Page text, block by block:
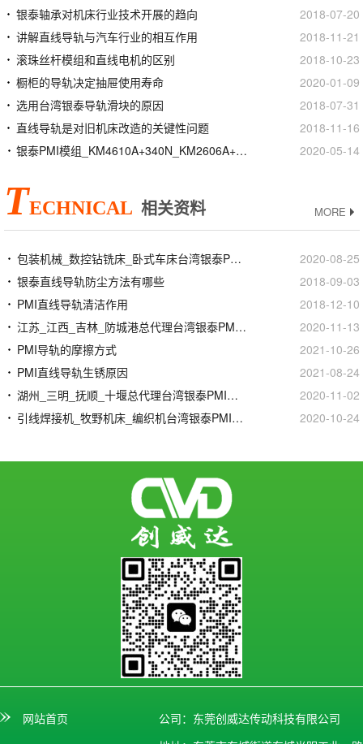
银泰轴承对机床行业技术开展的趋向
2018-07-20
讲解直线导轨与汽车行业的相互作用
2018-11-21
滚珠丝杆模组和直线电机的区别
2018-10-23
橱柜的导轨决定抽屉使用寿命
2020-01-09
选用台湾银泰导轨滑块的原因
2018-07-31
直线导轨是对旧机床改造的关键性问题
2018-11-16
银泰PMI模组_KM4610A+340N_KM2606A+150N_价格批发生产厂家
2020-05-14
TECHNICAL 相关资料 MORE
包装机械_数控钻铣床_卧式车床台湾银泰PMI滚珠丝杆
2020-08-25
银泰直线导轨防尘方法有哪些
2018-09-03
PMI直线导轨清洁作用
2018-12-10
江苏_江西_吉林_防城港总代理台湾银泰PMI滚珠丝杆
2020-11-13
PMI导轨的摩擦方式
2021-10-26
PMI直线导轨生锈原因
2021-08-24
湖州_三明_抚顺_十堰总代理台湾银泰PMI线性滑轨滑块
2020-11-02
引线焊接机_牧野机床_编织机台湾银泰PMI直线模组滑台
2020-10-24
网站首页
公司：东莞创威达传动科技有限公司